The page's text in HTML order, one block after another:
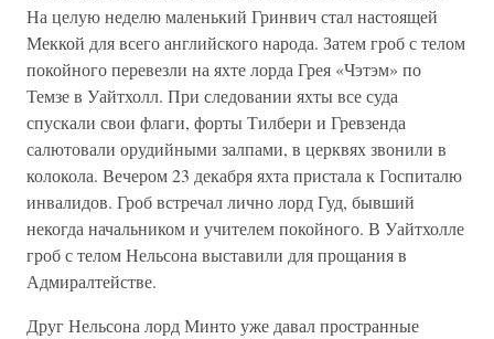
На целую неделю маленький Гринвич стал настоящей
Меккой для всего английского народа. Затем гроб с телом
покойного перевезли на яхте лорда Грея «Чэтэм» по
Темзе в Уайтхолл. При следовании яхты все суда
спускали свои флаги, форты Тилбери и Гревзенда
салютовали орудийными залпами, в церквях звонили в
колокола. Вечером 23 декабря яхта пристала к Госпиталю
инвалидов. Гроб встречал лично лорд Гуд, бывший
некогда начальником и учителем покойного. В Уайтхолле
гроб с телом Нельсона выставили для прощания в
Адмиралтействе.
Друг Нельсона лорд Минто уже давал пространные